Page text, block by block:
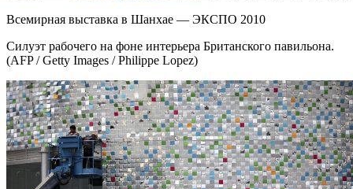
Всемирная выставка в Шанхае — ЭКСПО 2010
Силуэт рабочего на фоне интерьера Британского павильона.
(AFP / Getty Images / Philippe Lopez)